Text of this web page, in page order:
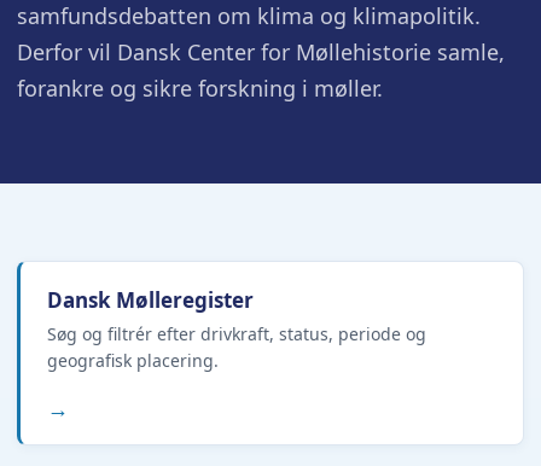
samfundsdebatten om klima og klimapolitik.
Derfor vil Dansk Center for Møllehistorie samle,
forankre og sikre forskning i møller.
Dansk Mølleregister
Søg og filtrér efter drivkraft, status, periode og
geografisk placering.
→